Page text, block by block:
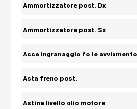
Ammortizzatore post. Dx
Ammortizzatore post. Sx
Asse ingranaggio folle avviamento
Asta freno post.
Astina livello olio motore